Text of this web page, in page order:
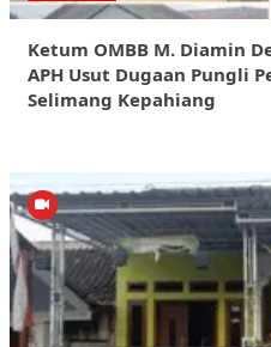
Ketum OMBB M. Diamin
APH Usut Dugaan Pungli
Selimang Kepahiang